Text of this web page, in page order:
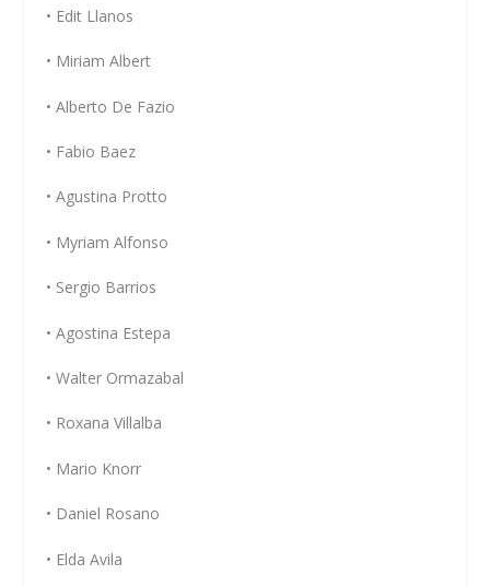
• Edit Llanos
• Miriam Albert
• Alberto De Fazio
• Fabio Baez
• Agustina Protto
• Myriam Alfonso
• Sergio Barrios
• Agostina Estepa
• Walter Ormazabal
• Roxana Villalba
• Mario Knorr
• Daniel Rosano
• Elda Avila